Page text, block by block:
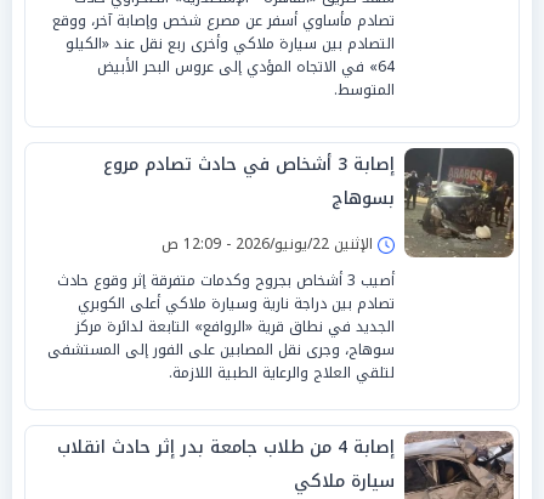
تصادم مأساوي أسفر عن مصرع شخص وإصابة آخر، ووقع
التصادم بين سيارة ملاكي وأخرى ربع نقل عند «الكيلو
64» في الاتجاه المؤدي إلى عروس البحر الأبيض
المتوسط.
إصابة 3 أشخاص في حادث تصادم مروع
بسوهاج
الإثنين 22/يونيو/2026 - 12:09 ص
أصيب 3 أشخاص بجروح وكدمات متفرقة إثر وقوع حادث
تصادم بين دراجة نارية وسيارة ملاكي أعلى الكوبري
الجديد في نطاق قرية «الروافع» التابعة لدائرة مركز
سوهاج، وجرى نقل المصابين على الفور إلى المستشفى
لتلقي العلاج والرعاية الطبية اللازمة.
إصابة 4 من طلاب جامعة بدر إثر حادث انقلاب
سيارة ملاكي